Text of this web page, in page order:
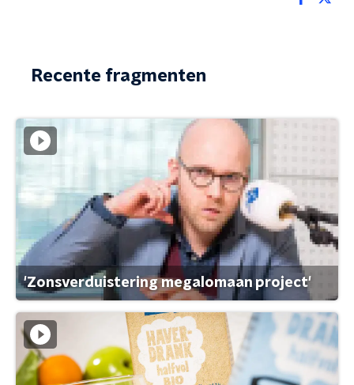
Recente fragmenten
'Zonsverduistering megalomaan project'